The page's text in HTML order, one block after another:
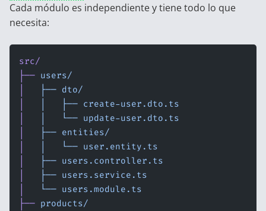
Cada módulo es independiente y tiene todo lo que
necesita:
src/
├── users/
   ├──
dto/
   ├──
create-user.dto.ts
   └──
update-user.dto.ts
   ├──
entities/
   └──
user.entity.ts
   ├──
users.controller.ts
   ├──
users.service.ts
   └──
users.module.ts
├── products/